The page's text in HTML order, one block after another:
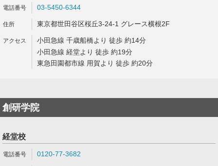
03-5450-6344
東京都世田谷区桜丘3-24-1 グレース横根2F
小田急線 千歳船橋より 徒歩 約14分
小田急線 経堂より 徒歩 約19分
東急田園都市線 用賀より 徒歩 約20分
創研学院
経堂校
0120-77-3682